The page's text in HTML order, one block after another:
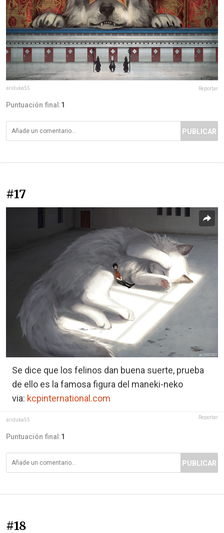
ariduka55 Reportar
Puntuación final:1
PUBLICAR
#17
Se dice que los felinos dan buena suerte, prueba
de ello es la famosa figura del maneki-neko
via: kcpinternational.com
ariduka55 Reportar
Puntuación final:1
PUBLICAR
#18